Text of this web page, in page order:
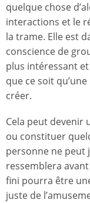
quelque chose
interactions et le
la trame. Elle est
conscience de
plus intéressant
que ce soit
créer.
Cela peut devenir
ou constituer
personne ne peut
ressemblera
fini pourra être
juste de